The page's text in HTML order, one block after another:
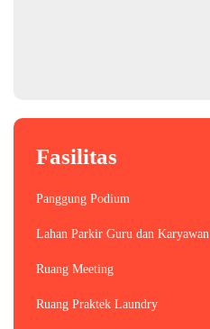
Fasilitas
Panggung Podium
Lahan Parkir Guru dan Karyawan
Ruang Meeting
Ruang Praktek Laundry